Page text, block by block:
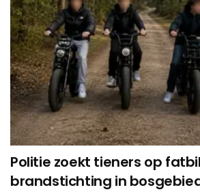
Politie zoekt tieners op
brandstichting in